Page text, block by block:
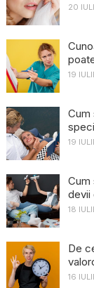
20
19
Cum
19
Cum
devii
18
De
16